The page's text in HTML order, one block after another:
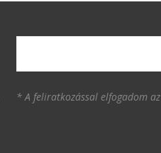
* A feliratkozással elfogadom az